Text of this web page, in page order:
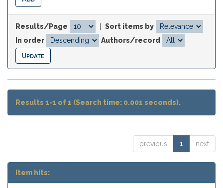
Results/Page
Sort items by
In order
Authors/record
Results 1-1 of 1 (Search time: 0.001 seconds).
previous 1 next
Item hits: